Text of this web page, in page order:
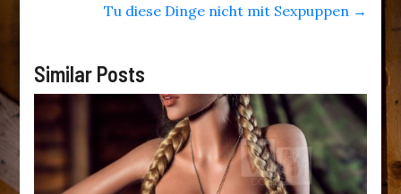
Tu diese Dinge nicht mit Sexpuppen →
Similar Posts